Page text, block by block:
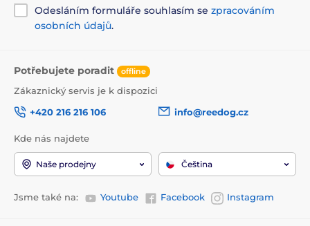
Odesláním formuláře souhlasím se zpracováním
osobních údajů.
Potřebujete poradit offline
Zákaznický servis je k dispozici
+420 216 216 106
info@reedog.cz
Kde nás najdete
Naše prodejny Čeština
Jsme také na: Youtube Facebook Instagram